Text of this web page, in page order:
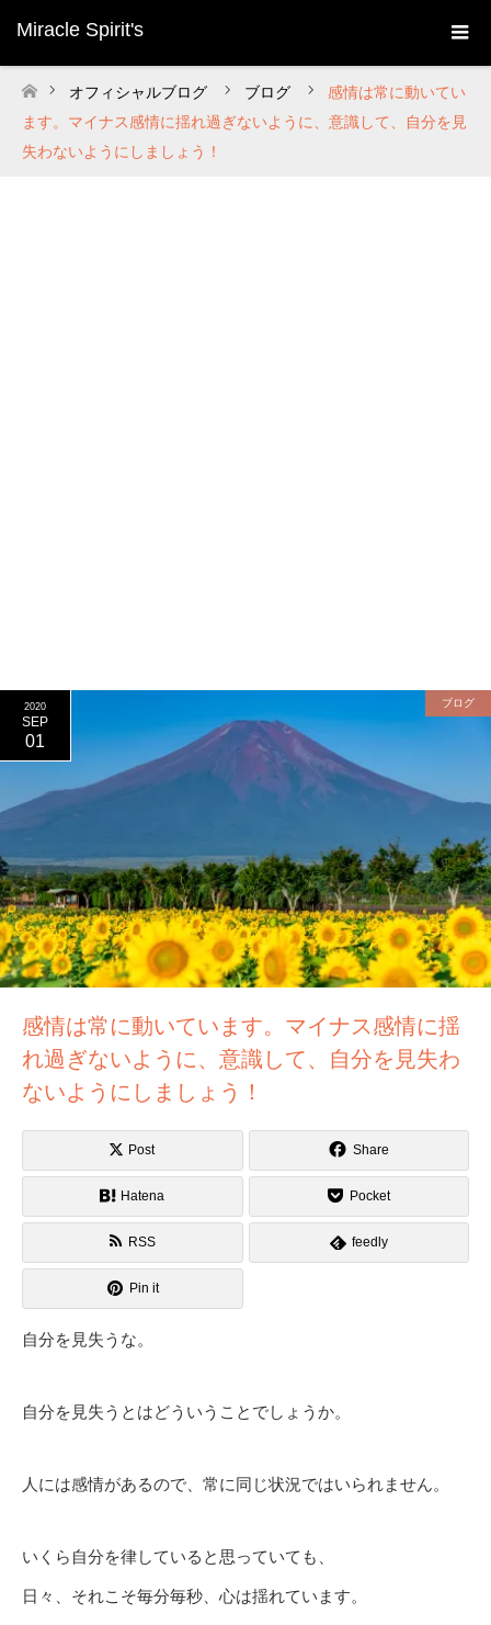
Miracle Spirit's
ホーム
オフィシャルブログ ブログ
感情は常に動いてい
ます。マイナス感情に揺れ過ぎないように、意識して、自分を見
失わないようにしましょう！
2020
SEP
01
ブログ
感情は常に動いています。マイナス感情に揺
れ過ぎないように、意識して、自分を見失わ
ないようにしましょう！
Post Share
Hatena Pocket
RSS feedly
Pin it
自分を見失うな。
自分を見失うとはどういうことでしょうか。
人には感情があるので、常に同じ状況ではいられません。
いくら自分を律していると思っていても、
日々、それこそ毎分毎秒、心は揺れています。